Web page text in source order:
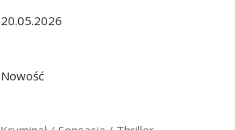
20.05.2026
Nowość